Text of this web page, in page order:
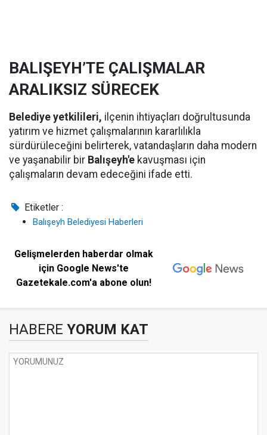
BALIŞEYH’TE ÇALIŞMALAR
ARALIKSIZ SÜRECEK
Belediye yetkilileri, ilçenin ihtiyaçları doğrultusunda
yatırım ve hizmet çalışmalarının kararlılıkla
sürdürüleceğini belirterek, vatandaşların daha modern
ve yaşanabilir bir Balışeyh'e kavuşması için
çalışmaların devam edeceğini ifade etti.
Etiketler :
Balışeyh Belediyesi Haberleri
Gelişmelerden haberdar olmak
için Google News'te
Gazetekale.com'a abone olun!
HABERE YORUM KAT